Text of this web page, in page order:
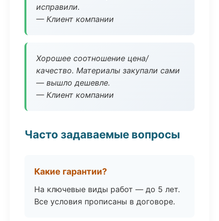
исправили.
— Клиент компании
Хорошее соотношение цена/
качество. Материалы закупали сами
— вышло дешевле.
— Клиент компании
Часто задаваемые вопросы
Какие гарантии?
На ключевые виды работ — до 5 лет.
Все условия прописаны в договоре.